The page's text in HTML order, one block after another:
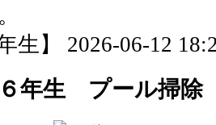
生】 2026-06-12
年生 プール掃除